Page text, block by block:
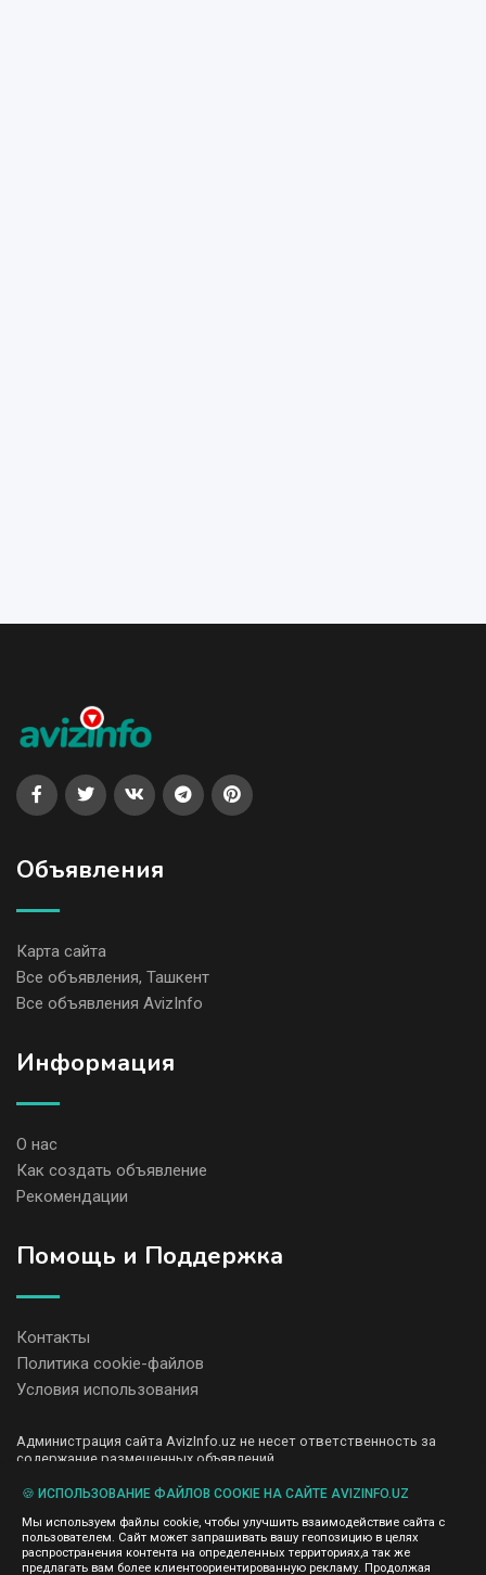
Объявления
Карта сайта
Все объявления, Ташкент
Все объявления AvizInfo
Информация
О нас
Как создать объявление
Рекомендации
Помощь и Поддержка
Контакты
Политика cookie-файлов
Условия использования
Администрация сайта AvizInfo.uz не несет ответственность за
содержание размещенных объявлений.
передаем и не продаем личную информацию зарегистрированных
правила конфиденциальности сайтов на которые ссылается
AvizInfo.uz. На некоторых страницах нашего сайта представлена
реклама Google Adsense Advertising Network. Чтобы узнать
🍪 ИСПОЛЬЗОВАНИЕ ФАЙЛОВ COOKIE НА САЙТЕ AVIZINFO.UZ
Мы используем файлы cookie, чтобы улучшить взаимодействие сайта с
пользователем. Сайт может запрашивать вашу геопозицию в целях
распространения контента на определенных территориях,а так же
предлагать вам более клиентоориентированную рекламу. Продолжая